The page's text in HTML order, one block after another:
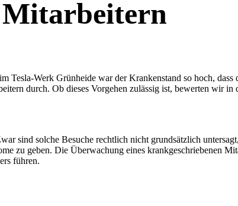
Werk Grünheide war der Krankenstand so hoch, dass
durch. Ob dieses Vorgehen zulässig ist, bewerten wir in
sind solche Besuche rechtlich nicht grundsätzlich
zu geben. Die Überwachung eines krankgeschriebenen
führen.